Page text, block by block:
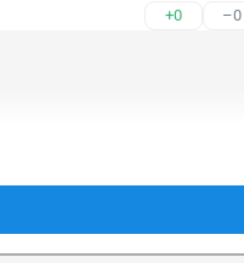
+0 –0